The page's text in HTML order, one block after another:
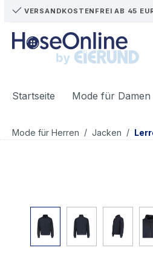
Hauptinhalt springen
Zur Suche springen
Zur Hauptnavigation
VERSANDKOSTENFREI AB 45
Startseite Mode für Damen
Mode für Herren / Jacken /
Bildergalerie überspringen